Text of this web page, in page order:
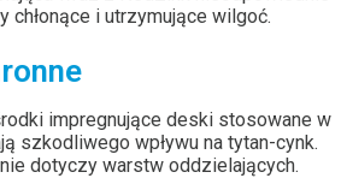
chłonące i utrzymujące wilgoć.
impregnujące deski stosowane w
szkodliwego wpływu na tytan-cynk.
dotyczy warstw oddzielających.